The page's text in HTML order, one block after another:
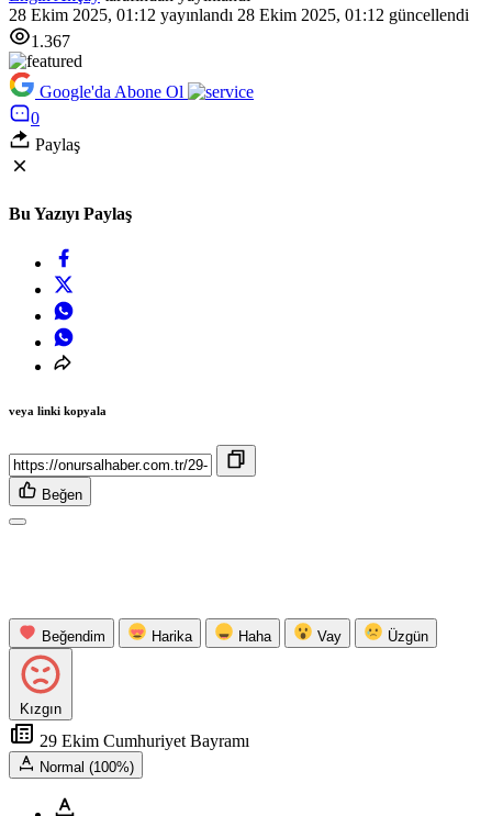
28 Ekim 2025, 01:12 yayınlandı 28 Ekim 2025, 01:12 güncellendi
1.367
Google'da Abone Ol
0
Paylaş
Bu Yazıyı Paylaş
veya linki kopyala
Beğen
Beğendim Harika Haha Vay Üzgün
Kızgın
29 Ekim Cumhuriyet Bayramı
Normal (100%)